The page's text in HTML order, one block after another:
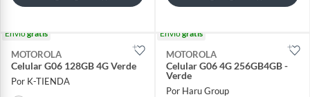
Envíogratis
MOTOROLA
Celular G06 128GB 4G Verde
Por K-TIENDA
Envíogratis
MOTOROLA
Celular G06 4G 256GB4GB -
Verde
Por Haru Group